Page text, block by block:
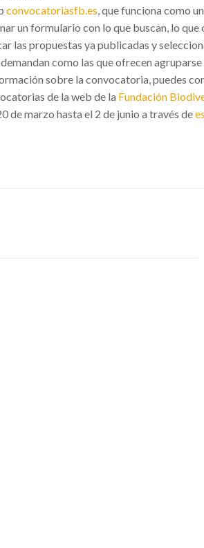
convocatoriasfb.es, que funciona como
un formulario con lo que buscan, lo
las propuestas ya publicadas y
como las que ofrecen
sobre la convocatoria, puedes
de la web de la Fundación
de marzo hasta el 2 de junio a través de